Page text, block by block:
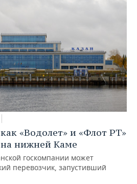
«Водолет» и «Флот РТ»
нижней Каме
госкомпании может
перевозчик, запустивший